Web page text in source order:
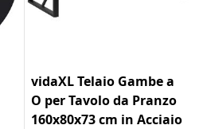
vidaXL Telaio Gambe a
O per Tavolo da Pranzo
160x80x73 cm in Acciaio